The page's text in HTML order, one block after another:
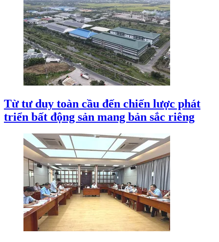
Từ tư duy toàn cầu đến chiến lược phát
triển bất động sản mang bản sắc riêng